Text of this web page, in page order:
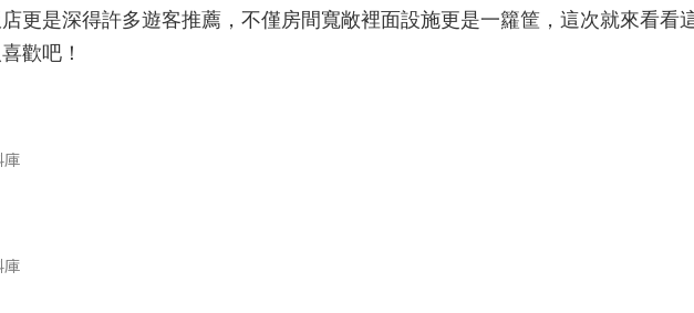
更是深得許多遊客推薦，不僅房間寬敞裡面設施更是一籮筐，這次就來看看
歡吧！
庫
庫